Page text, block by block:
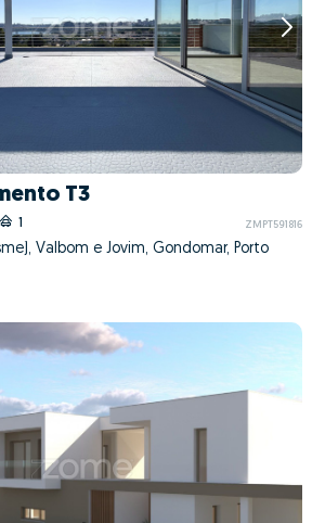
T3
1 ZMPT591816
Valbom e Jovim, Gondomar, Porto